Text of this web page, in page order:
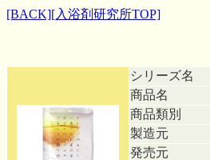
[BACK][入浴剤研究所TOP]
シリーズ名
商品名
商品類別
製造元
発売元